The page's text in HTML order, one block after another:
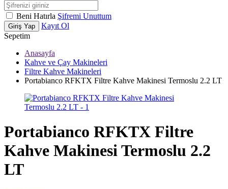
Beni Hatırla Şifremi Unuttum
Giriş Yap
Kayıt Ol
Sepetim
Anasayfa
Kahve ve Çay Makineleri
Filtre Kahve Makineleri
Portabianco RFKTX Filtre Kahve Makinesi Termoslu 2.2 LT
Portabianco RFKTX Filtre
Kahve Makinesi Termoslu 2.2
LT